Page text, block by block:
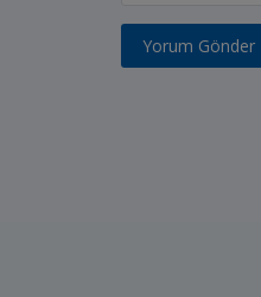
Yorum Gönder